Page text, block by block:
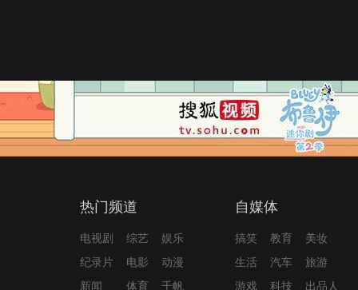
热门频道
电视剧 综艺
娱乐
纪录片
电影
动漫
新闻
体育 千帆
自媒体
搞笑 教育
美妆
生活
汽车
旅游
游戏
科技 出品人